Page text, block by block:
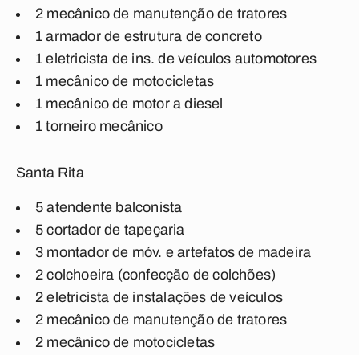
2 mecânico de manutenção de tratores
1 armador de estrutura de concreto
1 eletricista de ins. de veículos automotores
1 mecânico de motocicletas
1 mecânico de motor a diesel
1 torneiro mecânico
Santa Rita
5 atendente balconista
5 cortador de tapeçaria
3 montador de móv. e artefatos de madeira
2 colchoeira (confecção de colchões)
2 eletricista de instalações de veículos
2 mecânico de manutenção de tratores
2 mecânico de motocicletas